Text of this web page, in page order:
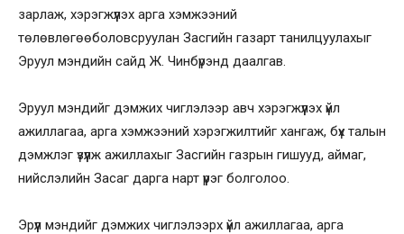
зарлаж, хэрэгжүүлэх арга хэмжээний
төлөвлөгөөболовсруулан Засгийн газарт танилцуулахыг
Эруул мэндийн сайд Ж. Чинбүрэнд даалгав.
Эруул мэндийг дэмжих чиглэлээр авч хэрэгжүүлэх үйл
ажиллагаа, арга хэмжээний хэрэгжилтийг хангаж, бүх талын
дэмжлэг үзүүлж ажиллахыг Засгийн газрын гишууд, аймаг,
нийслэлийн Засаг дарга нарт үүрэг болголоо.
Эрүүл мэндийг дэмжих чиглэлээрх үйл ажиллагаа, арга